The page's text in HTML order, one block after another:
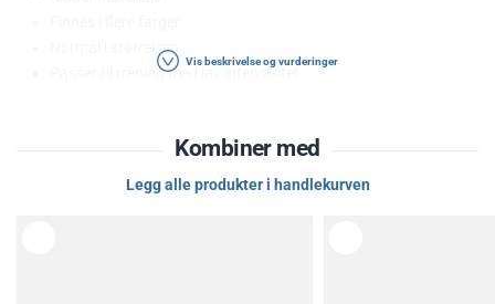
Normal i størrelsen
Passer til trening med lav intensivitet
Følg alltid vaskeanvisningene som finnes i plagget
Vis beskrivelse og vurderinger
Kombiner med
Legg alle produkter i handlekurven